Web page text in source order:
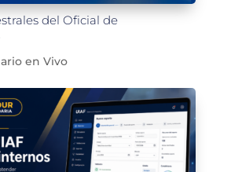
del Oficial de
en Vivo